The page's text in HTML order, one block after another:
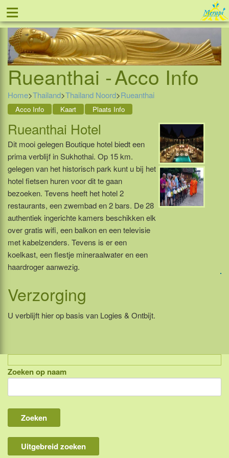
≡ Tel: 088 - 81 11 999
Rueanthai -Acco Info
Home>Thailand>Thailand Noord>Rueanthai
Acco Info Kaart Plaats Info
Rueanthai Hotel
Dit mooi gelegen Boutique hotel biedt een
prima verblijf in Sukhothai. Op 15 km.
gelegen van het historisch park kunt u bij het
hotel fietsen huren voor dit te gaan
bezoeken. Tevens heeft het hotel 2
restaurants, een zwembad en 2 bars. De 28
authentiek ingerichte kamers beschikken elk
over gratis wifi, een balkon en een televisie
met kabelzenders. Tevens is er een
koelkast, een flestje mineraalwater en een
haardroger aanwezig.
Verzorging
U verblijft hier op basis van Logies & Ontbijt.
Indonesië, eilandcombinaties
Bali
Lombok
Flores & Komodo
Overige Sunda eilanden
Zoeken op naam
Uitgebreid zoeken